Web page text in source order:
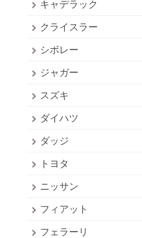
キャデラック
クライスラー
シボレー
ジャガー
スズキ
ダイハツ
ダッジ
トヨタ
ニッサン
フィアット
フェラーリ